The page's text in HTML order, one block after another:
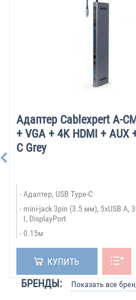
Адаптер Cablexpert A-
+ VGA + 4K HDMI + AUX
C Grey
Адаптер, USB Type-C
mini-jack 3pin (3.5 мм), 5xUSB A,
I, DisplayPort
0.15м
КУПИТЬ
БРЕНДЫ: Показать все